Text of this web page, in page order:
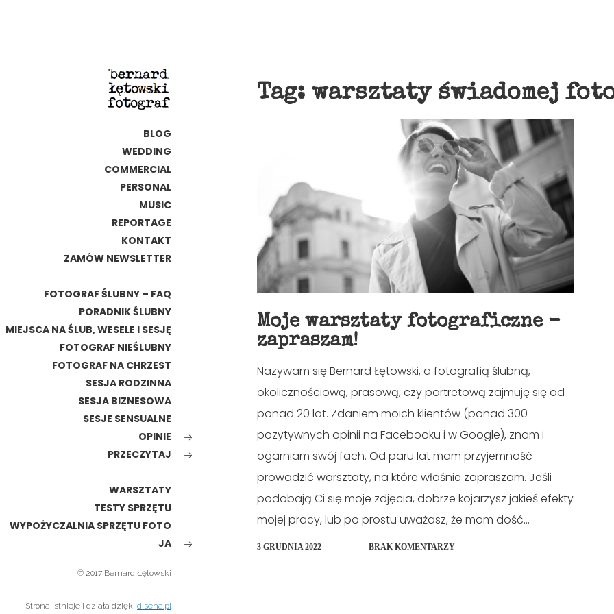
BLOG
WEDDING
COMMERCIAL
PERSONAL
MUSIC
REPORTAGE
KONTAKT
ZAMÓW NEWSLETTER
FOTOGRAF ŚLUBNY – FAQ
PORADNIK ŚLUBNY
MIEJSCA NA ŚLUB, WESELE I SESJĘ
FOTOGRAF NIEŚLUBNY
FOTOGRAF NA CHRZEST
SESJA RODZINNA
SESJA BIZNESOWA
SESJE SENSUALNE
OPINIE
PRZECZYTAJ
WARSZTATY
TESTY SPRZĘTU
WYPOŻYCZALNIA SPRZĘTU FOTO
JA
© 2017 Bernard Łętowski
Strona istnieje i działa dzięki disena.pl
Tag: warsztaty świadomej
Moje warsztaty fotograficzne -
zapraszam!
Nazywam się Bernard Łętowski, a fotografią ślubną,
okolicznościową, prasową, czy portretową zajmuję się od
ponad 20 lat. Zdaniem moich klientów (ponad 300
pozytywnych opinii na Facebooku i w Google), znam i
ogarniam swój fach. Od paru lat mam przyjemność
prowadzić warsztaty, na które właśnie zapraszam. Jeśli
podobają Ci się moje zdjęcia, dobrze kojarzysz jakieś efekty
mojej pracy, lub po prostu uważasz, że mam dość...
3 GRUDNIA 2022 BRAK KOMENTARZY